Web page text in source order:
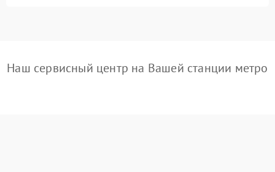
Наш сервисный центр на Вашей станции метро